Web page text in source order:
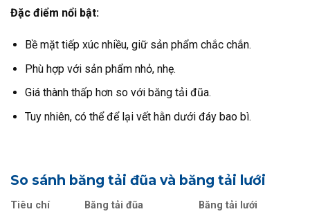
Đặc điểm nổi bật:
Bề mặt tiếp xúc nhiều, giữ sản phẩm chắc chắn.
Phù hợp với sản phẩm nhỏ, nhẹ.
Giá thành thấp hơn so với băng tải đũa.
Tuy nhiên, có thể để lại vết hằn dưới đáy bao bì.
So sánh băng tải đũa và băng tải lưới
Tiêu chí Băng tải đũa
Băng tải lưới